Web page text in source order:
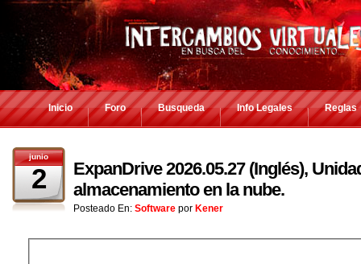
Inicio Foro Busqueda Info Legales Reglas
junio
2
ExpanDrive 2026.05.27 (Inglés),
almacenamiento en la nube.
Posteado En: Software por Kener